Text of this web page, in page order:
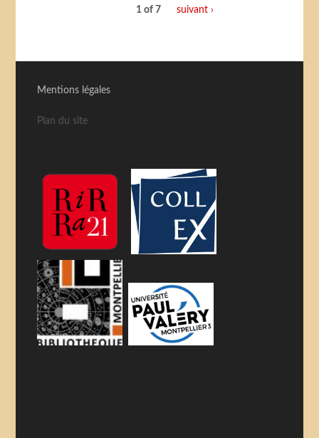
1 of 7
suivant ›
Mentions légales
Plan du site